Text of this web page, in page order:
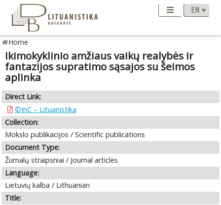
Home
Ikimokyklinio amžiaus vaikų realybės ir
fantazijos supratimo sąsajos su šeimos
aplinka
Direct Link:
©InC – Lituanistika
Collection:
Mokslo publikacijos / Scientific publications
Document Type:
Žurnalų straipsniai / Journal articles
Language:
Lietuvių kalba / Lithuanian
Title: